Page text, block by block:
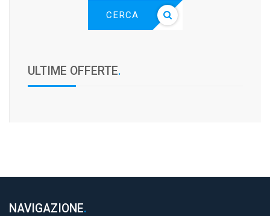
CERCA
ULTIME OFFERTE.
NAVIGAZIONE.